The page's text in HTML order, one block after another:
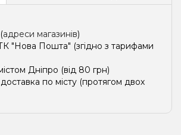
адреси магазинів)
"Нова Пошта" (згідно з тарифами
Дніпро (від 80 грн)
по місту (протягом двох